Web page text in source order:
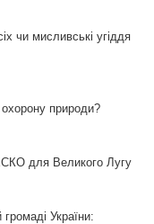
чи мисливські угіддя
природи?
для Великого Лугу
України: